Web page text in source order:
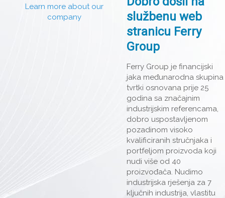
Learn more about our
company
službenu web
stranicu Ferry
Group
Ferry Group je financijski
jaka međunarodna skupina
tvrtki osnovana prije 25
godina sa značajnim
industrijskim referencama,
dobro uspostavljenom
pozadinom visoko
kvalificiranih stručnjaka i
portfeljom proizvoda koji
nudi više od 40
proizvođača. Nudimo
industrijska rješenja za 7
ključnih industrija, vlastitu